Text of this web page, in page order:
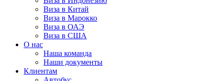
Виза в Китай
Виза в Марокко
Виза в ОАЭ
Виза в США
О нас
Наша команда
Наши документы
Клиентам